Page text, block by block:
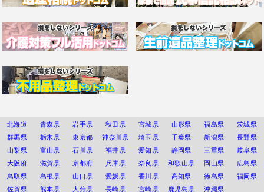
北海道 青森県 岩手県 秋田県 宮城県 山形県 福島県
茨城県
群馬県
栃木県 東京都 神奈川県 埼玉県 千葉県 新潟県
長野県
山梨県
富山県 石川県 福井県 愛知県 静岡県 三重県
岐阜県
大阪府
滋賀県 京都府 兵庫県 奈良県 和歌山県 岡山県
広島県
鳥取県
島根県 山口県 愛媛県 香川県 高知県 徳島県
福岡県
佐賀県
熊本県 大分県 長崎県 宮崎県 鹿児島県 沖縄県